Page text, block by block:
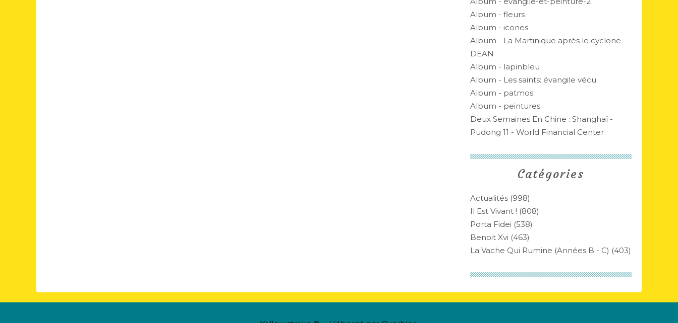
Catégories
Actualités (998)
Il Est Vivant ! (808)
Porta Fidei (538)
Benoit Xvi (463)
La Vache Qui Rumine (années B - C) (403)
Album - fleurs
Album - icones
Album - La Martinique après le cyclone
DEAN
Album - lapinbleu
Album - Les saints: évangile vécu
Album - patmos
Album - peintures
Deux Semaines En Chine : Shanghaï -
Pudong 11 - World Financial Center